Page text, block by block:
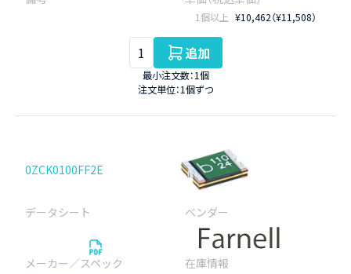
1個以上 ¥10,462（¥11,508）
追加
最小注文数：1個
注文単位：1個ずつ
0ZCK0100FF2E